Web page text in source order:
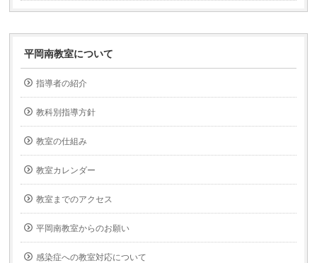
平岡南教室について
指導者の紹介
教科別指導方針
教室の仕組み
教室カレンダー
教室までのアクセス
平岡南教室からのお願い
感染症への教室対応について